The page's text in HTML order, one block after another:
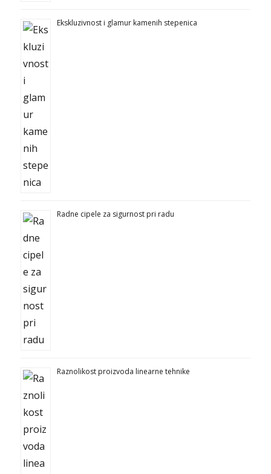
Ekskluzivnost i glamur kamenih stepenica
Radne cipele za sigurnost pri radu
Raznolikost proizvoda linearne tehnike